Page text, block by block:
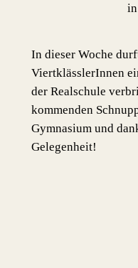
in
In dieser Woche
ViertklässlerInnen
der Realschule
kommenden
Gymnasium und
Gelegenheit!